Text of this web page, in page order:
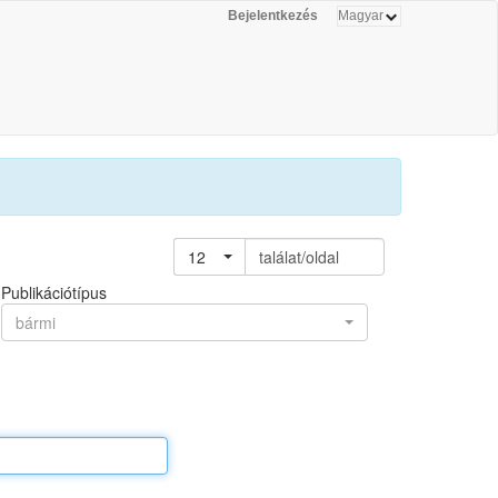
Bejelentkezés
12
találat/oldal
Publikációtípus
bármi